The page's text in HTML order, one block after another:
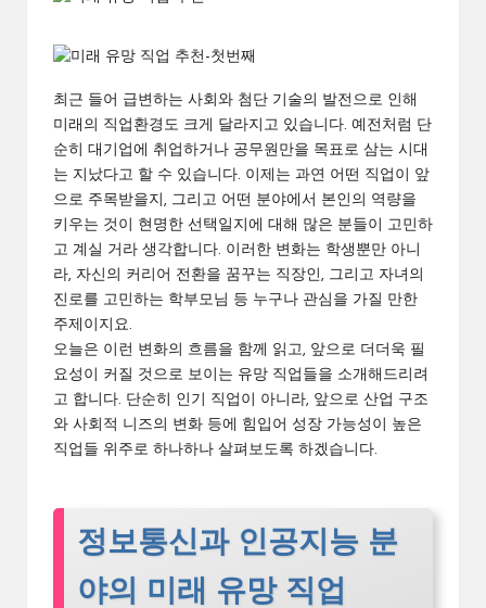
최근 들어 급변하는 사회와 첨단 기술의 발전으로 인해
미래의 직업환경도 크게 달라지고 있습니다. 예전처럼 단
순히 대기업에 취업하거나 공무원만을 목표로 삼는 시대
는 지났다고 할 수 있습니다. 이제는 과연 어떤 직업이 앞
으로 주목받을지, 그리고 어떤 분야에서 본인의 역량을
키우는 것이 현명한 선택일지에 대해 많은 분들이 고민하
고 계실 거라 생각합니다. 이러한 변화는 학생뿐만 아니
라, 자신의 커리어 전환을 꿈꾸는 직장인, 그리고 자녀의
진로를 고민하는 학부모님 등 누구나 관심을 가질 만한
주제이지요.
오늘은 이런 변화의 흐름을 함께 읽고, 앞으로 더더욱 필
요성이 커질 것으로 보이는 유망 직업들을 소개해드리려
고 합니다. 단순히 인기 직업이 아니라, 앞으로 산업 구조
와 사회적 니즈의 변화 등에 힘입어 성장 가능성이 높은
직업들 위주로 하나하나 살펴보도록 하겠습니다.
정보통신과 인공지능 분
야의 미래 유망 직업